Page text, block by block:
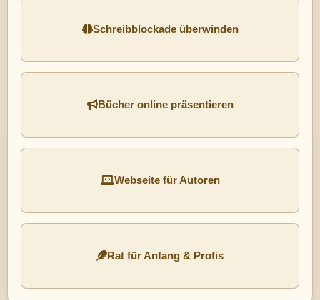
Schreibblockade überwinden
Bücher online präsentieren
Webseite für Autoren
Rat für Anfang & Profis